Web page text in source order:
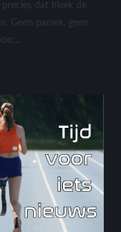
dat bleek de
Geen paniek, geen